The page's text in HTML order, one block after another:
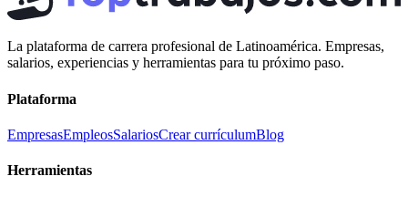
La plataforma de carrera profesional de Latinoamérica. Empresas,
salarios, experiencias y herramientas para tu próximo paso.
Plataforma
EmpresasEmpleosSalariosCrear currículumBlog
Herramientas